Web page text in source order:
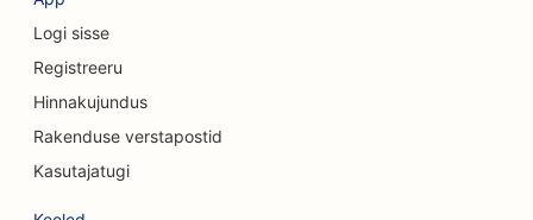
SEO valuutavahetusteenuste jaoks
SEO krediidiühistutele
SEO koogipoodidele
Logi sisse
Registreeru
Hinnakujundus
Rakenduse verstapostid
Kasutajatugi